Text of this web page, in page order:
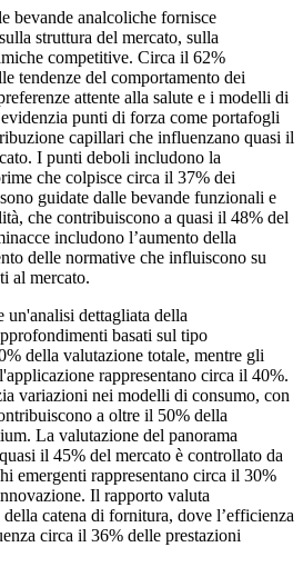
bevande analcoliche fornisce
struttura del mercato, sulla
competitive. Circa il 62%
tendenze del comportamento dei
attente alla salute e i modelli di
punti di forza come portafogli
capillari che influenzano quasi il
I punti deboli includono la
che colpisce circa il 37% dei
guidate dalle bevande funzionali e
che contribuiscono a quasi il 48% del
includono l’aumento della
delle normative che influiscono su
al mercato.
un'analisi dettagliata della
basati sul tipo
della valutazione totale, mentre gli
rappresentano circa il 40%.
variazioni nei modelli di consumo, con
a oltre il 50% della
La valutazione del panorama
il 45% del mercato è controllato da
emergenti rappresentano circa il 30%
Il rapporto valuta
catena di fornitura, dove l’efficienza
circa il 36% delle prestazioni